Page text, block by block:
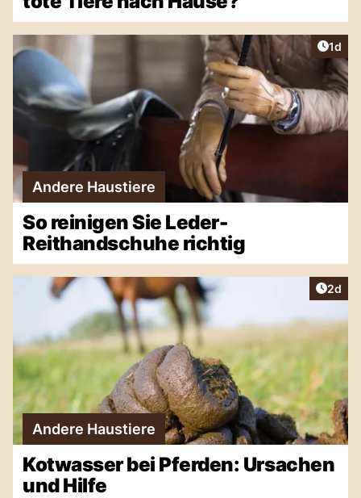
1d
Andere Haustiere
So reinigen Sie Leder-
Reithandschuhe richtig
2d
Andere Haustiere
Kotwasser bei Pferden: Ursachen
und Hilfe